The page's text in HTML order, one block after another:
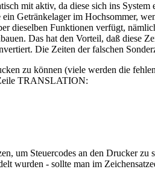
mit aktiv, da diese sich ins
Getränkelager im
dieselben Funktionen verfügt,
Das hat den Vorteil, daß diese
Die Zeiten der falschen
zu können (viele werden die
TRANSLATION:
um Steuercodes an den Drucker
wurden - sollte man im